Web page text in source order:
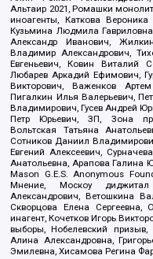
Альтаир 2021, Ромашки
иноагенты, Каткова
Кузьмина Людмила
Александр Иванович,
Владимир Александрович,
Евгеньевич, Ковин Виталий
Любарев Аркадий Ефимович,
Викторович, Важенков
Пигалкин Илья Валерьевич,
Владимирович, Гусев Андрей
Петр Юрьевич, ЗП, Зона
Вольтская Татьяна
Сотников Даниил
Евгений Алексеевич,
Анатольевна, Арапова Галина
Mason G.E.S. Anonymous
Мнение, Москоу
Александрович, Ветошкина
Скворцова Елена
инагент, Кочетков Игорь
выборы, Нобелевский призыв,
Алина Александровна,
Эмилевна, Хисамова Регина